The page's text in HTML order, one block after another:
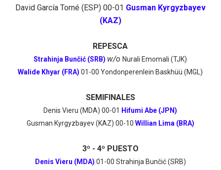
David García Torné (ESP) 00-01 Gusman Kyrgyzbayev
(KAZ)
REPESCA
Strahinja Bunčić (SRB) w/oNurali Emomali (TJK)
Walide Khyar (FRA) 01-00Yondonperenlein Baskhüü (MGL)
SEMIFINALES
Denis Vieru (MDA) 00-01 Hifumi Abe (JPN)
Gusman Kyrgyzbayev (KAZ) 00-10 Willian Lima (BRA)
3º - 4º PUESTO
Denis Vieru (MDA) 01-00 Strahinja Bunčić (SRB)